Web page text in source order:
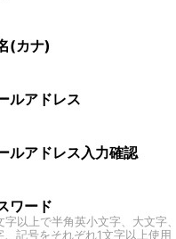
(カナ)
ルアドレス
ルアドレス入力確認
ワード
字以上で半角英小文字、大文字、
、記号をそれぞれ1文字以上使用